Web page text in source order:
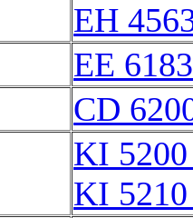
EH
EE 6183
CD
KI
KI